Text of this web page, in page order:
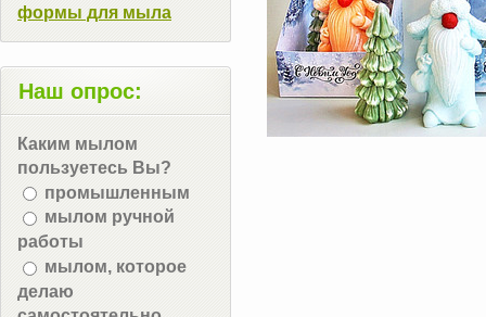
формы для мыла
Наш опрос:
Каким мылом
пользуетесь Вы?
промышленным
мылом ручной
работы
мылом, которое
делаю